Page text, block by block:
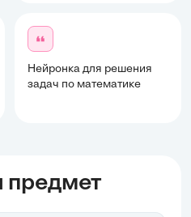
Нейронка для решения
задач по математике
предмет